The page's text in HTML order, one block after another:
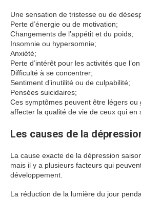
Une sensation de tristesse ou de
Perte d’énergie ou de motivation;
Changements de l’appétit et du poids;
Insomnie ou hypersomnie;
Anxiété;
Perte d’intérêt pour les activités que
Difficulté à se concentrer;
Sentiment d’inutilité ou de culpabilité;
Pensées suicidaires;
Ces symptômes peuvent être légers ou
affecter la qualité de vie de ceux qui en
Les causes de la
La cause exacte de la dépression
mais il y a plusieurs facteurs qui
développement.
La réduction de la lumière du jour